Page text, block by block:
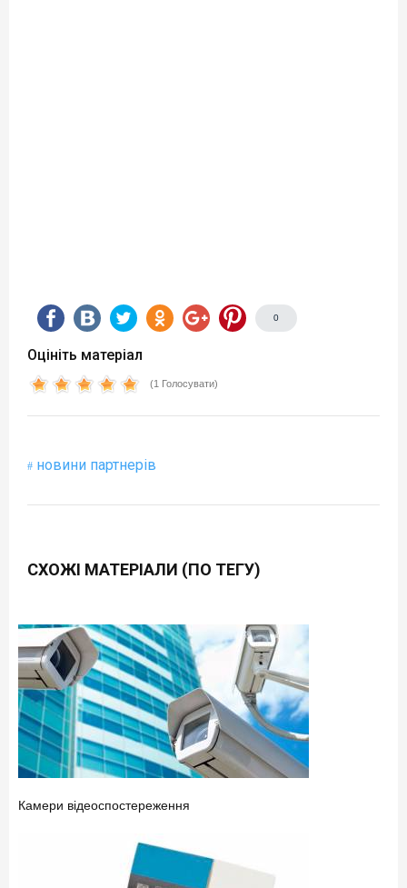
0
Оцініть матеріал
(1 Голосувати)
новини партнерів
СХОЖІ МАТЕРІАЛИ (ПО ТЕГУ)
Камери відеоспостереження